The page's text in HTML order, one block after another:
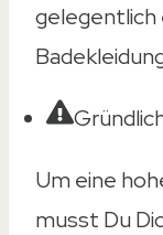
gelegentlich
Um eine
musst Du